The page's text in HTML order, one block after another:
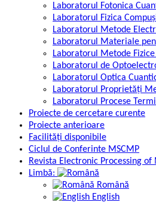
Laboratorul Fotonica
Laboratorul Fizica
Laboratorul Metode
Laboratorul Materiale
Laboratorul Metode
Laboratorul de
Laboratorul Optica
Laboratorul Proprietăți
Laboratorul Procese
Proiecte de cercetare curente
Proiecte anterioare
Facilități disponibile
Ciclul de Conferinte MSCMP
Revista Electronic Processing
Limbă:
Română
English